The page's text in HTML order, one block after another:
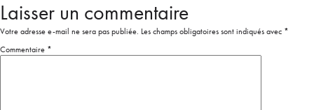
Laisser un commentaire
Votre adresse e-mail ne sera pas publiée. Les champs obligatoires sont indiqués avec *
Commentaire *